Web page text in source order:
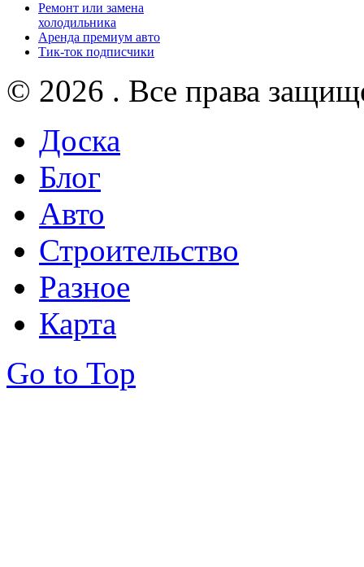
Ремонт или замена
холодильника
Аренда премиум авто
Тик-ток подписчики
© 2026 . Все права
Доска
Блог
Авто
Строительство
Разное
Карта
Go to Top